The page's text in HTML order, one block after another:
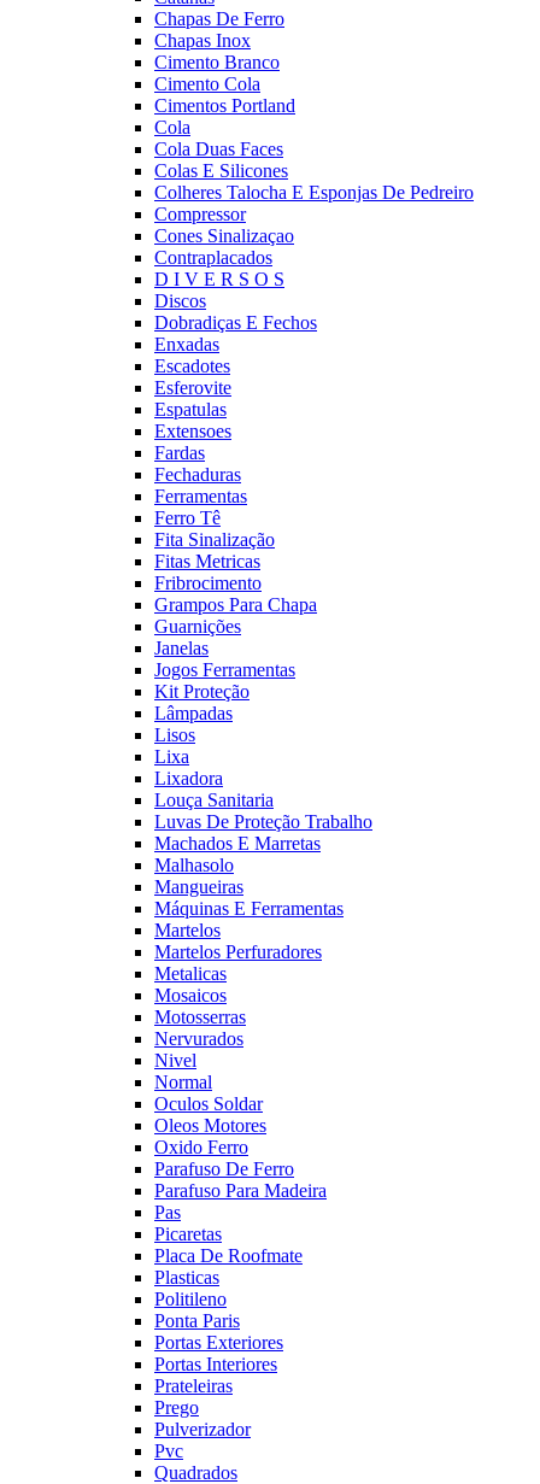
Chapas De Ferro
Chapas Inox
Cimento Branco
Cimento Cola
Cimentos Portland
Cola
Cola Duas Faces
Colas E Silicones
Colheres Talocha E Esponjas De Pedreiro
Compressor
Cones Sinalizaçao
Contraplacados
D I V E R S O S
Discos
Dobradiças E Fechos
Enxadas
Escadotes
Esferovite
Espatulas
Extensoes
Fardas
Fechaduras
Ferramentas
Ferro Tê
Fita Sinalização
Fitas Metricas
Fribrocimento
Grampos Para Chapa
Guarnições
Janelas
Jogos Ferramentas
Kit Proteção
Lâmpadas
Lisos
Lixa
Lixadora
Louça Sanitaria
Luvas De Proteção Trabalho
Machados E Marretas
Malhasolo
Mangueiras
Máquinas E Ferramentas
Martelos
Martelos Perfuradores
Metalicas
Mosaicos
Motosserras
Nervurados
Nivel
Normal
Oculos Soldar
Oleos Motores
Oxido Ferro
Parafuso De Ferro
Parafuso Para Madeira
Pas
Picaretas
Placa De Roofmate
Plasticas
Politileno
Ponta Paris
Portas Exteriores
Portas Interiores
Prateleiras
Prego
Pulverizador
Pvc
Quadrados